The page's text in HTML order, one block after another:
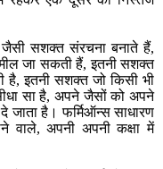
जैसी सशक्त संरचना बनाते हैं,
जा सकती हैं, इतनी सशक्त
इतनी सशक्त जो किसी भी
सा है, अपने जैसों को अपने
जाता है। फर्मिऑन्स साधारण
वाले, अपनी अपनी कक्षा में